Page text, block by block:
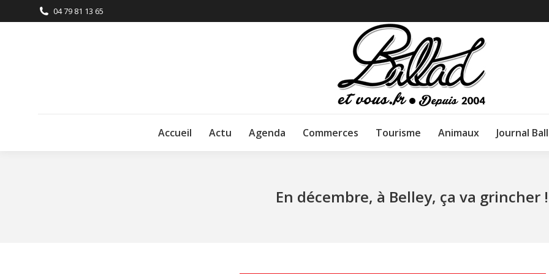
04 79 81 13 65
Accueil Actu Agenda Commerces Tourisme Animaux Journal
En décembre, à Belley, ça va grincher !